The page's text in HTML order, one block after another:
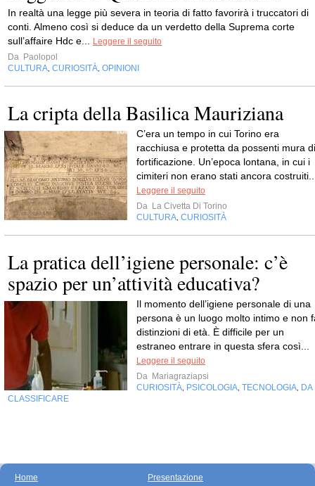
In realtà una legge più severa in teoria di fatto favorirà i truccatori di
conti. Almeno così si deduce da un verdetto della Suprema corte
sull’affaire Hdc e...
Leggere il seguito
Da Paolopol
CULTURA CURIOSITÀ OPINIONI
La cripta della Basilica Mauriziana
C’era un tempo in cui Torino era
racchiusa e protetta da possenti mura di
fortificazione. Un’epoca lontana, in cui i
cimiteri non erano stati ancora
Leggere il seguito
Da La Civetta Di Torino
CULTURA CURIOSITÀ
La pratica dell’igiene personale: c’è
spazio per un’attività educativa?
Il momento dell’igiene personale di una
persona è un luogo molto intimo e non
distinzioni di età. È difficile per un
estraneo entrare in questa sfera così...
Leggere il seguito
Da Mariagraziapsi
CURIOSITÀ PSICOLOGIA TECNOLOGIA DA
CLASSIFICARE
Home
Presentazione